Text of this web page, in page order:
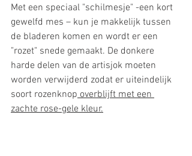
Met een speciaal "schilmesje" -een kort
gewelfd mes – kun je makkelijk tussen
de bladeren komen en wordt er een
"rozet" snede gemaakt. De donkere
harde delen van de artisjok moeten
worden verwijderd zodat er uiteindelijk
soort rozenknop overblijft met een
zachte rose-gele kleur.